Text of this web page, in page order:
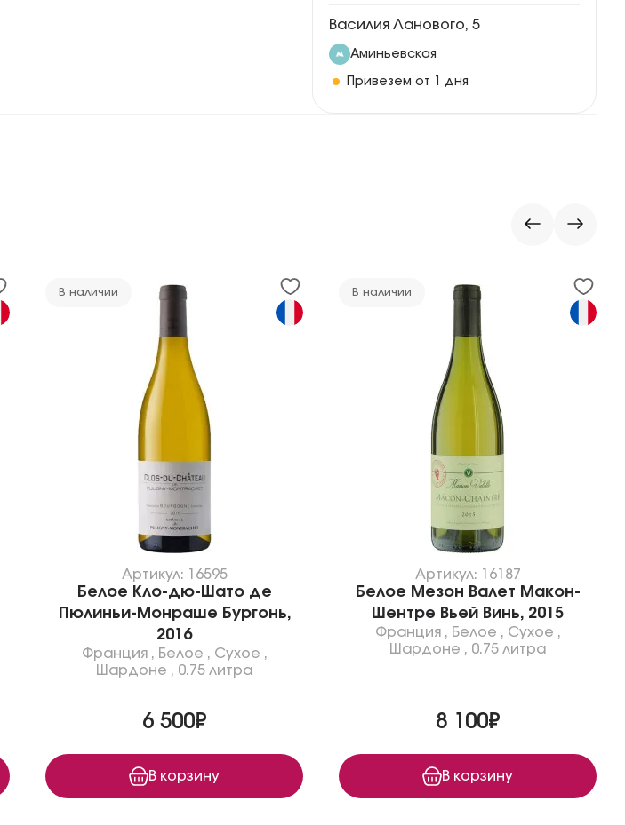
Василия Ланового, 5
Аминьевская
Привезем от 1 дня
В наличии
Артикул: 16595
Белое Кло-дю-Шато де
Пюлиньи-Монраше Бургонь,
2016
Франция, Белое , Сухое ,
Шардоне , 0.75 литра
6 500₽
В корзину
В наличии
Артикул: 16187
Белое Мезон Валет Макон-
Шентре Вьей Винь, 2015
Франция, Белое , Сухое ,
Шардоне , 0.75 литра
8 100₽
В корзину